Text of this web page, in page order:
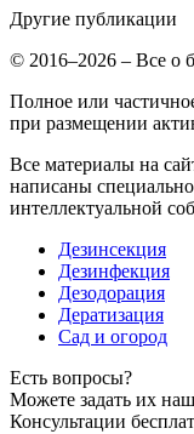
Другие публикации
© 2016–2026 – Все о
Полное или
при размещении
Все материалы на
написаны
интеллектуальной
Дезинсекция
Дезинфекция
Дезодорация
Дератизация
Сад и огород
Есть вопросы?
Можете задать их
Консультации